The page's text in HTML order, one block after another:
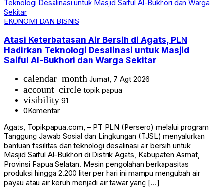
EKONOMI DAN BISNIS
Atasi Keterbatasan Air Bersih di Agats, PLN
Hadirkan Teknologi Desalinasi untuk Masjid
Saiful Al-Bukhori dan Warga Sekitar
calendar_month Jumat, 7 Agt 2026
account_circle topik papua
visibility 91
0Komentar
Agats, Topikpapua.com, – PT PLN (Persero) melalui program
Tanggung Jawab Sosial dan Lingkungan (TJSL) menyalurkan
bantuan fasilitas dan teknologi desalinasi air bersih untuk
Masjid Saiful Al-Bukhori di Distrik Agats, Kabupaten Asmat,
Provinsi Papua Selatan. Mesin pengolahan berkapasitas
produksi hingga 2.200 liter per hari ini mampu mengubah air
payau atau air keruh menjadi air tawar yang […]